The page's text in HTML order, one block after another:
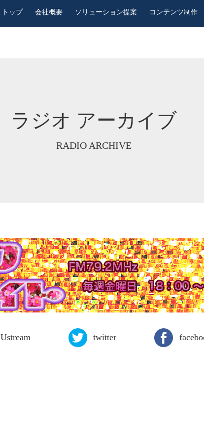
トップ 会社概要 ソリューション提案 コンテンツ制作
ラジオ アーカイブ
RADIO ARCHIVE
Ustream twitter